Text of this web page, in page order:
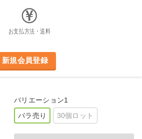
お支払方法・送料
新規会員登録
バリエーション1
バラ売り
30個ロット